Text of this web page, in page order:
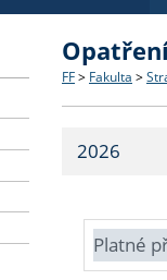
Struktura
Strategie
Fakultní
Co
Učitelské
O vědě a
Aktuální
FF > Fakulta >
2026
Platné